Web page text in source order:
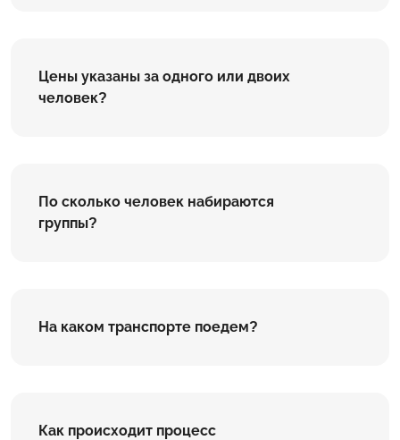
Цены указаны за одного или двоих
человек?
По сколько человек набираются
группы?
На каком транспорте поедем?
Как происходит процесс